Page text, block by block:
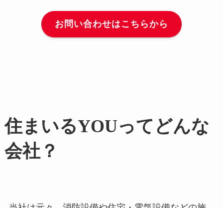
お問い合わせはこちらから
住まいるYOUってどんな
会社？